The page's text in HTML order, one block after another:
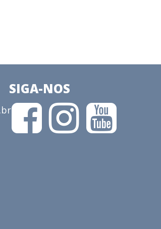
SIGA-NOS